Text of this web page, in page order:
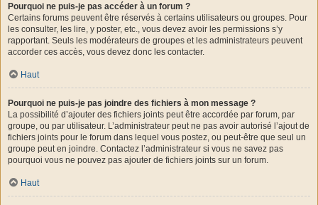
Pourquoi ne puis-je pas accéder à un forum ?
Certains forums peuvent être réservés à certains utilisateurs ou groupes. Pour
les consulter, les lire, y poster, etc., vous devez avoir les permissions s’y
rapportant. Seuls les modérateurs de groupes et les administrateurs peuvent
accorder ces accès, vous devez donc les contacter.
Haut
Pourquoi ne puis-je pas joindre des fichiers à mon message ?
La possibilité d’ajouter des fichiers joints peut être accordée par forum, par
groupe, ou par utilisateur. L’administrateur peut ne pas avoir autorisé l’ajout de
fichiers joints pour le forum dans lequel vous postez, ou peut-être que seul un
groupe peut en joindre. Contactez l’administrateur si vous ne savez pas
pourquoi vous ne pouvez pas ajouter de fichiers joints sur un forum.
Haut